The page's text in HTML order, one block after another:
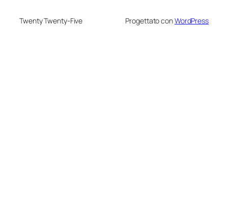
Twenty Twenty-Five Progettato conWordPress